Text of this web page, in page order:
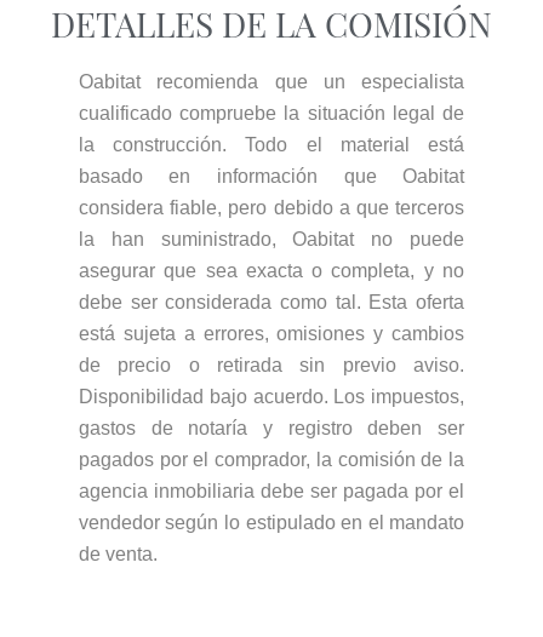
DETALLES DE LA COMISIÓN
Oabitat recomienda que un especialista
cualificado compruebe la situación legal de
la construcción. Todo el material está
basado en información que Oabitat
considera fiable, pero debido a que terceros
la han suministrado, Oabitat no puede
asegurar que sea exacta o completa, y no
debe ser considerada como tal. Esta oferta
está sujeta a errores, omisiones y cambios
de precio o retirada sin previo aviso.
Disponibilidad bajo acuerdo. Los impuestos,
gastos de notaría y registro deben ser
pagados por el comprador, la comisión de la
agencia inmobiliaria debe ser pagada por el
vendedor según lo estipulado en el mandato
de venta.